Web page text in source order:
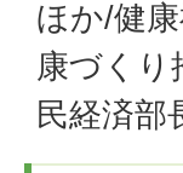
ほか/健
康づくり
民経済部